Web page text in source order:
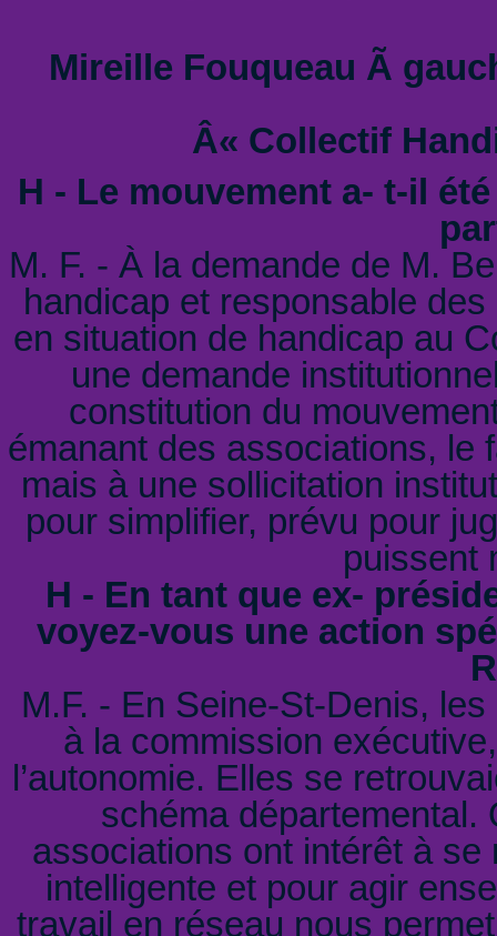
Mireille Fouqueau Ã
Â« Collectif
H - Le mouvement a- t-il
M. F. - À la demande de M.
handicap et responsable
en situation de handicap au
une demande
constitution du
émanant des associations, le
mais à une sollicitation
pour simplifier, prévu pour
puissent
H - En tant que ex-
voyez-vous une action
M.F. - En Seine-St-Denis,
à la commission
l’autonomie. Elles se
schéma départemental.
associations ont intérêt à
intelligente et pour agir
travail en réseau nous